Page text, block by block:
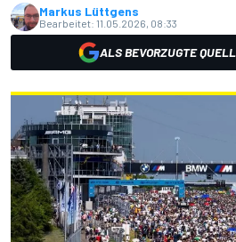
Markus Lüttgens
Bearbeitet: 11.05.2026, 08:33
ALS BEVORZUGTE